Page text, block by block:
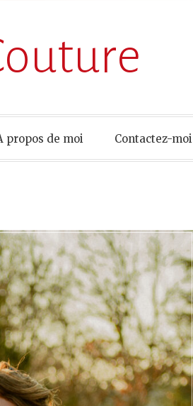
propos de moi Contactez-moi